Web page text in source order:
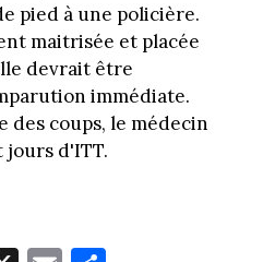
pied à une policière.
maitrisée et placée
devrait être
immédiate.
des coups, le médecin
jours d'ITT.